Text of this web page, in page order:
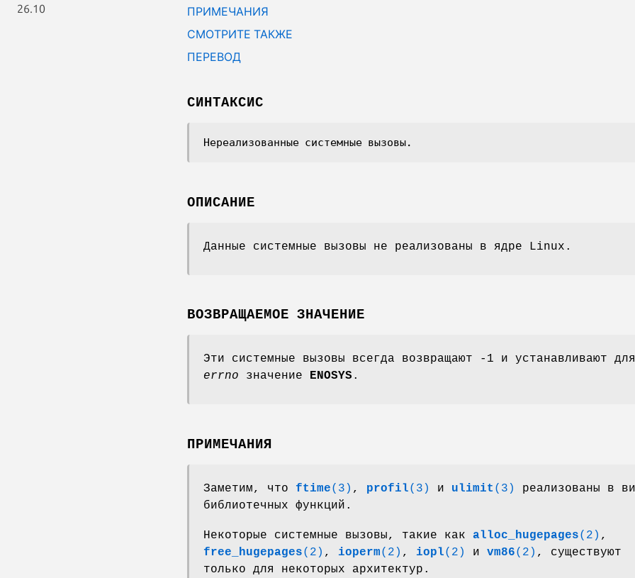
26.10
ПРИМЕЧАНИЯ
СМОТРИТЕ ТАКЖЕ
ПЕРЕВОД
СИНТАКСИС
Нереализованные системные вызовы.
ОПИСАНИЕ
Данные системные вызовы не реализованы в ядре Linux.
ВОЗВРАЩАЕМОЕ ЗНАЧЕНИЕ
Эти системные вызовы всегда возвращают -1 и устанавливают для
errno значение ENOSYS .
ПРИМЕЧАНИЯ
Заметим, что ftime(3) , profil(3) и ulimit (3)
реализованы в
библиотечных функций.
Некоторые системные вызовы, такие как alloc_hugepages(2) ,
free_hugepages(2) , ioperm(2) , iopl(2) и vm86(2) , существуют
только для некоторых архитектур.